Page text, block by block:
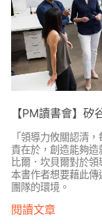
【PM讀書會】矽
「領導力攸關認清
責在於，創造能夠
比爾．坎貝爾對於
本書作者想要藉此
團隊的環境。
閱讀文章